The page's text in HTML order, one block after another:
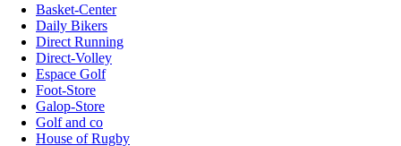
Basket-Center
Daily Bikers
Direct Running
Direct-Volley
Espace Golf
Foot-Store
Galop-Store
Golf and co
House of Rugby